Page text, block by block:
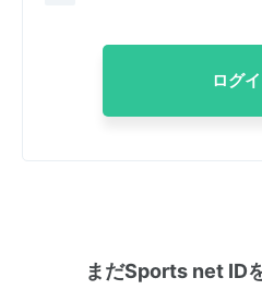
ログ
まだSports net ID